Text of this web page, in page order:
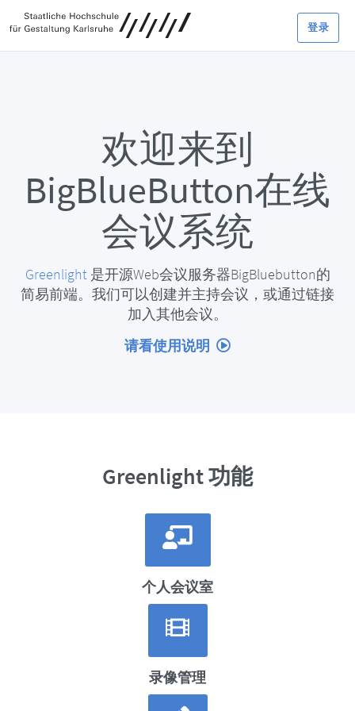
登录
欢迎来到
BigBlueButton在线
会议系统
Greenlight是开源Web会议服务器BigBluebutton的
简易前端。我们可以创建并主持会议，或通过链接
加入其他会议。
请看使用说明
Greenlight 功能
个人会议室
录像管理